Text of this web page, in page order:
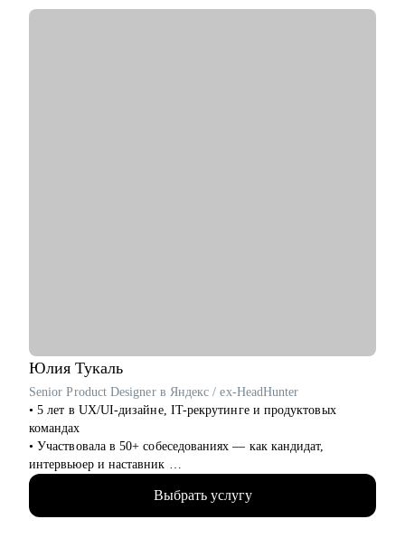
Юлия Тукаль
Senior Product Designer в Яндекс / ex-HeadHunter
• 5 лет в UX/UI-дизайне, IT-рекрутинге и продуктовых
командах
• Участвовала в 50+ собеседованиях — как кандидат,
интервьюер и наставник
• Работала над B2C- и B2B-сервисами в экосистемах с
миллионами пользователей
• Знаю, как пройти путь от курсов до оффера — сама его
Выбрать услугу